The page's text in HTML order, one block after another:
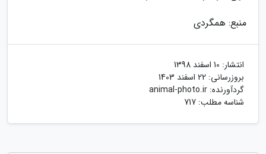
منبع: همگردی
انتشار: 10 اسفند 1398
بروزرسانی: 22 اسفند 1403
گردآورنده: animal-photo.ir
شناسه مطلب: 717